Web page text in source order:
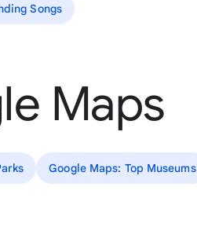
Songs
Maps
Google Maps: Top Museums